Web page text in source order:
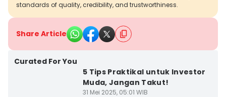
standards of quality, credibility, and trustworthiness.
Share Article
Curated For You
5 Tips Praktikal untuk Investor
Muda, Jangan Takut!
31 Mei 2025, 05:01 WIB